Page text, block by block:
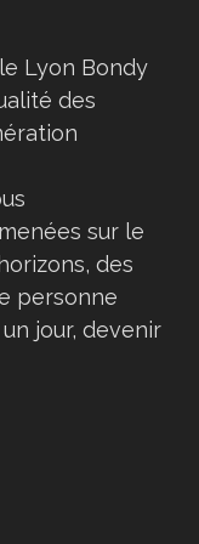
Lyon Bondy
des
sur le
des
personne
jour, devenir